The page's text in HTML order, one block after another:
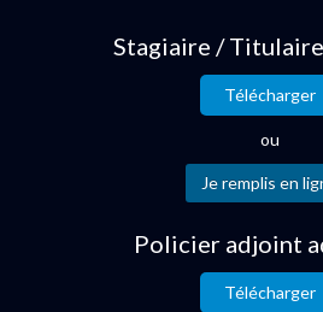
Stagiaire /
Télécharger
ou
Policier adjoint
Télécharger